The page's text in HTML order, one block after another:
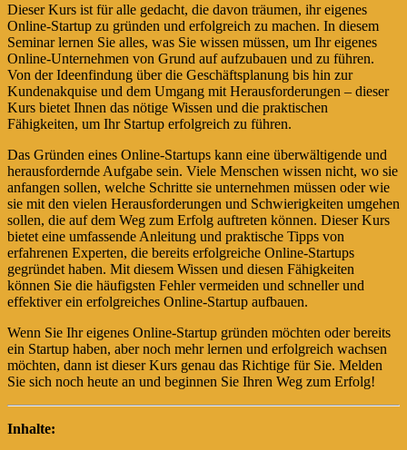
Dieser Kurs ist für alle gedacht, die davon träumen, ihr eigenes
Online-Startup zu gründen und erfolgreich zu machen. In diesem
Seminar lernen Sie alles, was Sie wissen müssen, um Ihr eigenes
Online-Unternehmen von Grund auf aufzubauen und zu führen.
Von der Ideenfindung über die Geschäftsplanung bis hin zur
Kundenakquise und dem Umgang mit Herausforderungen – dieser
Kurs bietet Ihnen das nötige Wissen und die praktischen
Fähigkeiten, um Ihr Startup erfolgreich zu führen.
Das Gründen eines Online-Startups kann eine überwältigende und
herausfordernde Aufgabe sein. Viele Menschen wissen nicht, wo sie
anfangen sollen, welche Schritte sie unternehmen müssen oder wie
sie mit den vielen Herausforderungen und Schwierigkeiten umgehen
sollen, die auf dem Weg zum Erfolg auftreten können. Dieser Kurs
bietet eine umfassende Anleitung und praktische Tipps von
erfahrenen Experten, die bereits erfolgreiche Online-Startups
gegründet haben. Mit diesem Wissen und diesen Fähigkeiten
können Sie die häufigsten Fehler vermeiden und schneller und
effektiver ein erfolgreiches Online-Startup aufbauen.
Wenn Sie Ihr eigenes Online-Startup gründen möchten oder bereits
ein Startup haben, aber noch mehr lernen und erfolgreich wachsen
möchten, dann ist dieser Kurs genau das Richtige für Sie. Melden
Sie sich noch heute an und beginnen Sie Ihren Weg zum Erfolg!
Inhalte: